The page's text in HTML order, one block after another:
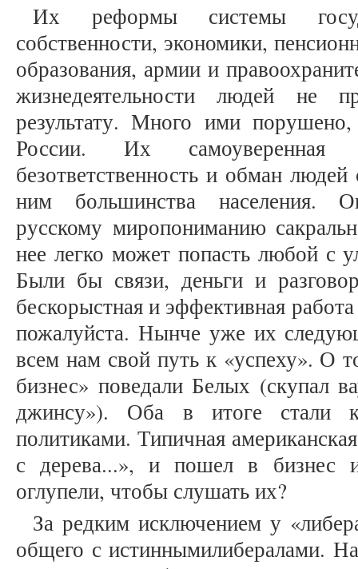
Их реформы системы
собственности, экономики,
образования, армии и
жизнедеятельности людей не
результату. Много ими
России. Их самоуверенная
безответственность и обман
ним большинства населения.
русскому миропониманию
нее легко может попасть любой с
Были бы связи, деньги и
бескорыстная и эффективная
пожалуйста. Нынче уже их
всем нам свой путь к «успеху». О
бизнес» поведали Белых (скупал
джинсу»). Оба в итоге стали
политиками. Типичная
с дерева...», и пошел в бизнес
оглупели, чтобы слушать их?
За редким исключением у
общего с истиннымилибералами.